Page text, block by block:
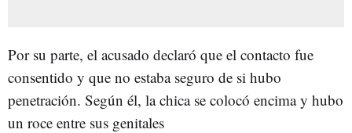
Por su parte, el acusado declaró que el contacto fue
consentido y que no estaba seguro de si hubo
penetración. Según él, la chica se colocó encima y hubo
un roce entre sus genitales